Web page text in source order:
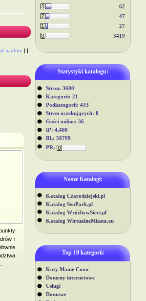
62
47
27
3419
Statystyki katalogu:
Stron: 3600
Kategorii: 21
Podkategorii: 433
Stron oczekujących: 0
Gości online: 36
IP: 4,480
BL: 58799
PR:
Nasze Katalogi:
Katalog Czarodziejski.pl
Katalog SeoPark.pl
Katalog WróżbywSieci.pl
Katalog WirtualneMiasta.eu
Top 10 kategorii:
Koty Maine Coon
Domeny internetowe
Usługi
Domowe
њlubny | |
i